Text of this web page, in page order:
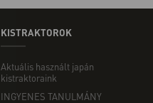
KISTRAKTOROK
Aktuális használt japán
kistraktoraink
INGYENES TANULMÁNY